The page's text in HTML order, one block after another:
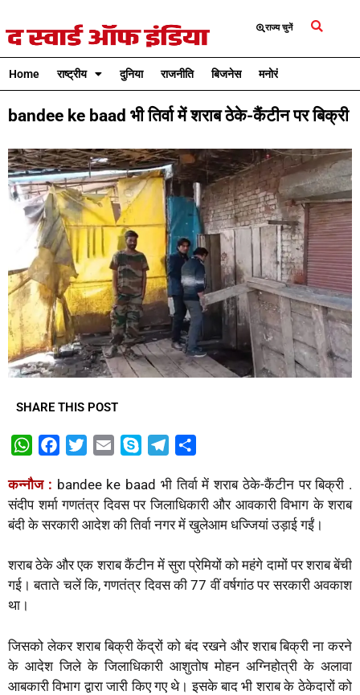
राज्य चुनें
Home राष्ट्रीय दुनिया राजनीति बिजनेस मनोरंजन
bandee ke baad भी तिर्वा में शराब ठेके-कैंटीन पर बिक्री
SHARE THIS POST
W
a
t
s
p
p
c
e
b
o
k
i
t
t
r
a
i
l
y
p
e
l
e
g
a
m
a
r
e
कन्नौज : bandee ke baad भी तिर्वा में शराब ठेके-कैंटीन पर बिक्री .
संदीप शर्मा गणतंत्र दिवस पर जिलाधिकारी और आवकारी विभाग के शराब
बंदी के सरकारी आदेश की तिर्वा नगर में खुलेआम धज्जियां उड़ाई गईं।
शराब ठेके और एक शराब कैंटीन में सुरा प्रेमियों को महंगे दामों पर शराब बेंची
गई। बताते चलें कि, गणतंत्र दिवस की 77 वीं वर्षगांठ पर सरकारी अवकाश
था।
जिसको लेकर शराब बिक्री केंद्रों को बंद रखने और शराब बिक्री ना करने
के आदेश जिले के जिलाधिकारी आशुतोष मोहन अग्निहोत्री के अलावा
आबकारी विभाग द्वारा जारी किए गए थे। इसके बाद भी शराब के ठेकेदारों को